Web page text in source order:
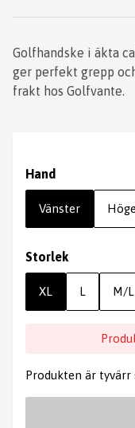
Golfhandske i äkta
ger perfekt grepp
frakt hos Golfvante.
Hand
Vänster
Storlek
XL L M/L
Produkten är tyvärr